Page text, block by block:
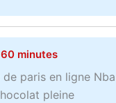
n
d
i
r
minutes
paris en ligne
pleine